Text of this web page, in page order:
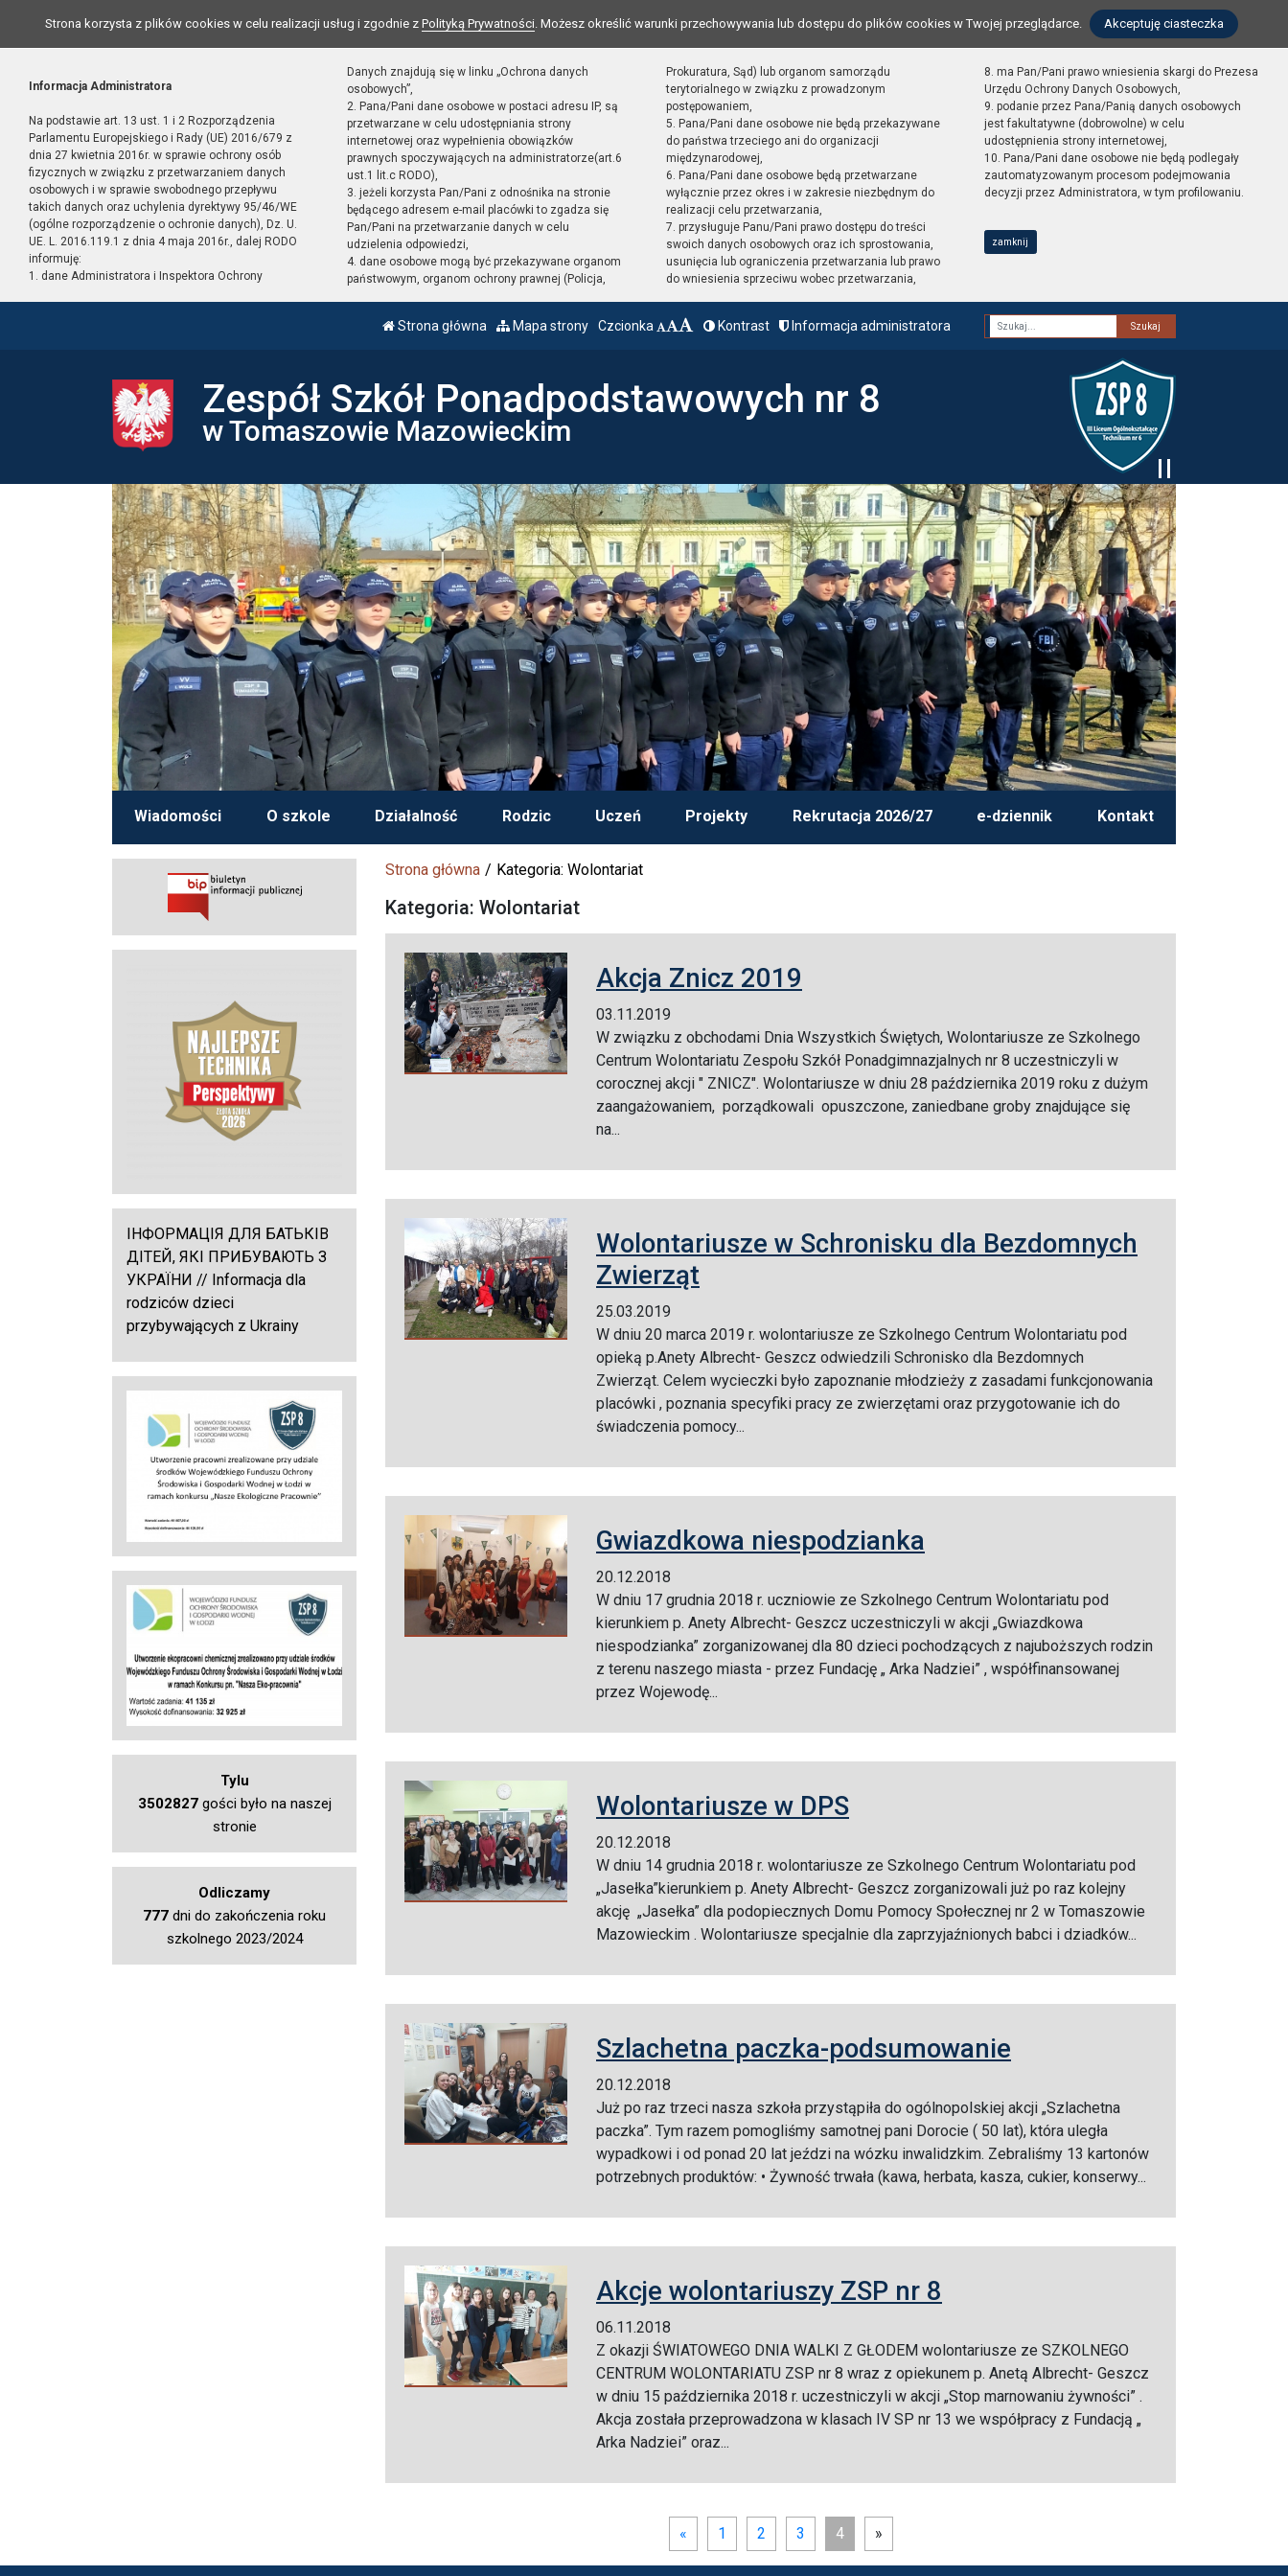
Strona korzysta z plików cookies w celu realizacji usług i zgodnie z Polityką Prywatności. Możesz określić warunki przechowywania lub dostępu do plików cookies w Twojej przeglądarce. Akceptuję ciasteczka
Informacja Administratora
Na podstawie art. 13 ust. 1 i 2 Rozporządzenia
Parlamentu Europejskiego i Rady (UE) 2016/679 z
dnia 27 kwietnia 2016r. w sprawie ochrony osób
fizycznych w związku z przetwarzaniem danych
osobowych i w sprawie swobodnego przepływu
takich danych oraz uchylenia dyrektywy 95/46/WE
(ogólne rozporządzenie o ochronie danych), Dz. U.
UE. L. 2016.119.1 z dnia 4 maja 2016r., dalej RODO
informuję:
1. dane Administratora i Inspektora Ochrony
Danych znajdują się w linku „Ochrona danych
osobowych”,
2. Pana/Pani dane osobowe w postaci adresu IP, są
przetwarzane w celu udostępniania strony
internetowej oraz wypełnienia obowiązków
prawnych spoczywających na administratorze(art.6
ust.1 lit.c RODO),
3. jeżeli korzysta Pan/Pani z odnośnika na stronie
będącego adresem e-mail placówki to zgadza się
Pan/Pani na przetwarzanie danych w celu
udzielenia odpowiedzi,
4. dane osobowe mogą być przekazywane organom
państwowym, organom ochrony prawnej (Policja,
Prokuratura, Sąd) lub organom samorządu
terytorialnego w związku z prowadzonym
postępowaniem,
5. Pana/Pani dane osobowe nie będą przekazywane
do państwa trzeciego ani do organizacji
międzynarodowej,
6. Pana/Pani dane osobowe będą przetwarzane
wyłącznie przez okres i w zakresie niezbędnym do
realizacji celu przetwarzania,
7. przysługuje Panu/Pani prawo dostępu do treści
swoich danych osobowych oraz ich sprostowania,
usunięcia lub ograniczenia przetwarzania lub prawo
do wniesienia sprzeciwu wobec przetwarzania,
8. ma Pan/Pani prawo wniesienia skargi do Prezesa
Urzędu Ochrony Danych Osobowych,
9. podanie przez Pana/Panią danych osobowych
jest fakultatywne (dobrowolne) w celu
udostępnienia strony internetowej,
10. Pana/Pani dane osobowe nie będą podlegały
zautomatyzowanym procesom podejmowania
decyzji przez Administratora, w tym profilowaniu.
zamknij
Strona główna Mapa strony Czcionka Kontrast Informacja administratora
Fraza
Zespół Szkół Ponadpodstawowych nr 8
w Tomaszowie Mazowieckim
Wiadomości O szkole Działalność Rodzic Uczeń Projekty Rekrutacja 2026/27 e-dziennik Kontakt
ІНФОРМАЦІЯ ДЛЯ БАТЬКІВ
ДІТЕЙ, ЯКІ ПРИБУВАЮТЬ З
УКРАЇНИ // Informacja dla
rodziców dzieci
przybywających z Ukrainy
Tylu
3502827gości było na naszej
stronie
Odliczamy
777 dni do zakończenia roku
szkolnego 2023/2024
Strona główna Kategoria: Wolontariat
Kategoria: Wolontariat
Akcja Znicz 2019
03.11.2019
W związku z obchodami Dnia Wszystkich Świętych, Wolontariusze ze Szkolnego
Centrum Wolontariatu Zespołu Szkół Ponadgimnazjalnych nr 8 uczestniczyli w
corocznej akcji " ZNICZ". Wolontariusze w dniu 28 października 2019 roku z dużym
zaangażowaniem, porządkowali opuszczone, zaniedbane groby znajdujące się
na...
Wolontariusze w Schronisku dla Bezdomnych
Zwierząt
25.03.2019
W dniu 20 marca 2019 r. wolontariusze ze Szkolnego Centrum Wolontariatu pod
opieką p.Anety Albrecht- Geszcz odwiedzili Schronisko dla Bezdomnych
Zwierząt. Celem wycieczki było zapoznanie młodzieży z zasadami funkcjonowania
placówki , poznania specyfiki pracy ze zwierzętami oraz przygotowanie ich do
świadczenia pomocy...
Gwiazdkowa niespodzianka
20.12.2018
W dniu 17 grudnia 2018 r. uczniowie ze Szkolnego Centrum Wolontariatu pod
kierunkiem p. Anety Albrecht- Geszcz uczestniczyli w akcji „Gwiazdkowa
niespodzianka” zorganizowanej dla 80 dzieci pochodzących z najuboższych rodzin
z terenu naszego miasta - przez Fundację „ Arka Nadziei” , współfinansowanej
przez Wojewodę...
Wolontariusze w DPS
20.12.2018
W dniu 14 grudnia 2018 r. wolontariusze ze Szkolnego Centrum Wolontariatu pod
„Jasełka”kierunkiem p. Anety Albrecht- Geszcz zorganizowali już po raz kolejny
akcję „Jasełka” dla podopiecznych Domu Pomocy Społecznej nr 2 w Tomaszowie
Mazowieckim . Wolontariusze specjalnie dla zaprzyjaźnionych babci i dziadków...
Szlachetna paczka-podsumowanie
20.12.2018
Już po raz trzeci nasza szkoła przystąpiła do ogólnopolskiej akcji „Szlachetna
paczka”. Tym razem pomogliśmy samotnej pani Dorocie ( 50 lat), która uległa
wypadkowi i od ponad 20 lat jeździ na wózku inwalidzkim. Zebraliśmy 13 kartonów
potrzebnych produktów: • Żywność trwała (kawa, herbata, kasza, cukier, konserwy...
Akcje wolontariuszy ZSP nr 8
06.11.2018
Z okazji ŚWIATOWEGO DNIA WALKI Z GŁODEM wolontariusze ze SZKOLNEGO
CENTRUM WOLONTARIATU ZSP nr 8 wraz z opiekunem p. Anetą Albrecht- Geszcz
w dniu 15 października 2018 r. uczestniczyli w akcji „Stop marnowaniu żywności” .
Akcja została przeprowadzona w klasach IV SP nr 13 we współpracy z Fundacją „
Arka Nadziei” oraz...
« 1 2 3 4 »